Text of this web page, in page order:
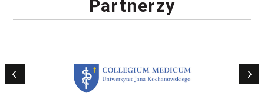
Partnerzy